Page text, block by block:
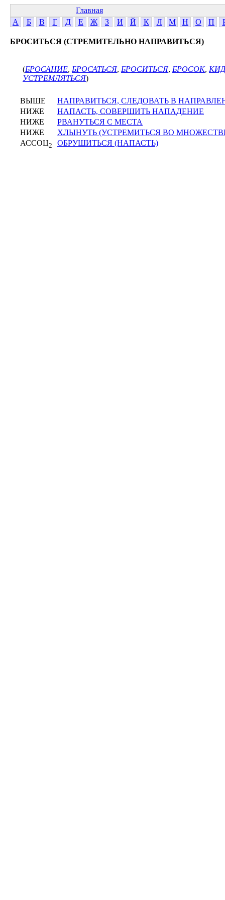
Главная
А
Б В Г Д Е Ж З И Й К Л М Н О П
БРОСИТЬСЯ (СТРЕМИТЕЛЬНО НАПРАВИТЬСЯ)
(БРОСАНИЕ, БРОСАТЬСЯ, БРОСИТЬСЯ, БРОСОК,
УСТРЕМЛЯТЬСЯ)
ВЫШЕ
НАПРАВИТЬСЯ, СЛЕДОВАТЬ В
НИЖЕ
НАПАСТЬ, СОВЕРШИТЬ НАПАДЕНИЕ
НИЖЕ
РВАНУТЬСЯ С МЕСТА
НИЖЕ
ХЛЫНУТЬ (УСТРЕМИТЬСЯ ВО
АССОЦ2 ОБРУШИТЬСЯ (НАПАСТЬ)